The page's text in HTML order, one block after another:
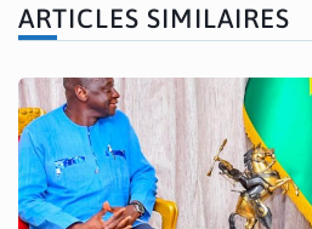
ARTICLES SIMILAIRES